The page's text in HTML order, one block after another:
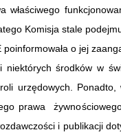
Komisja stale
o jej
środków w
urzędowych. Ponadto,
prawa
i publikacji